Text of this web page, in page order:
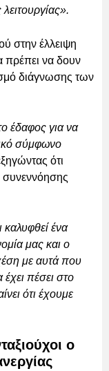
στην έλλειψη
πρέπει να δουν
διάγνωσης των
έδαφος για να
σύμφωνο
ότι
συνεννόησης
ένα
μας και ο
με αυτά που
πέσει στο
ότι έχουμε
ο